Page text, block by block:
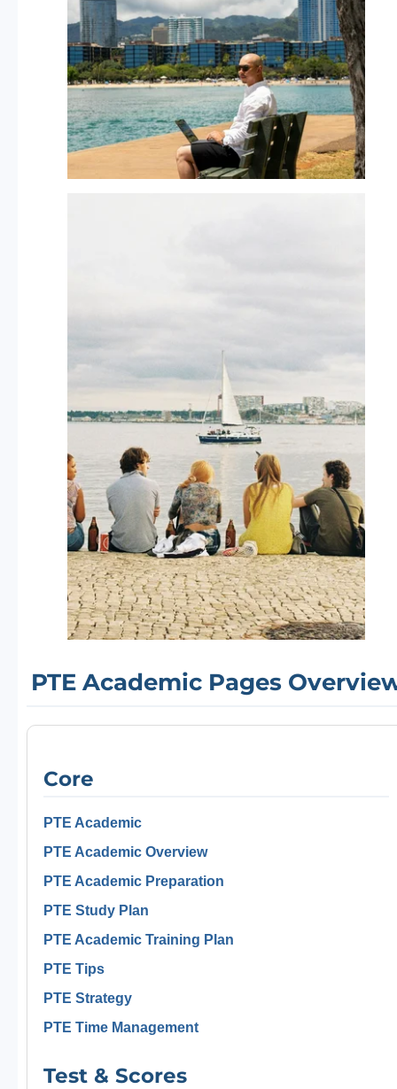
PTE Academic Pages
Core
PTE Academic
PTE Academic Overview
PTE Academic Preparation
PTE Study Plan
PTE Academic Training Plan
PTE Tips
PTE Strategy
PTE Time Management
Test & Scores